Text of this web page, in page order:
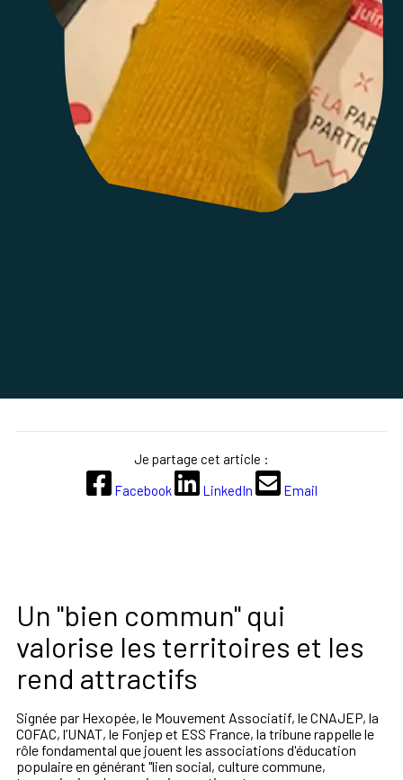
Un "bien commun" qui
valorise les territoires et les
rend attractifs
Signée par Hexopée, le Mouvement Associatif, le CNAJEP, la
COFAC, l’UNAT, le Fonjep et ESS France, la tribune rappelle le
rôle fondamental que jouent les associations d'éducation
populaire en générant "lien social, culture commune,
Je partage cet article :
Facebook
LinkedIn Email